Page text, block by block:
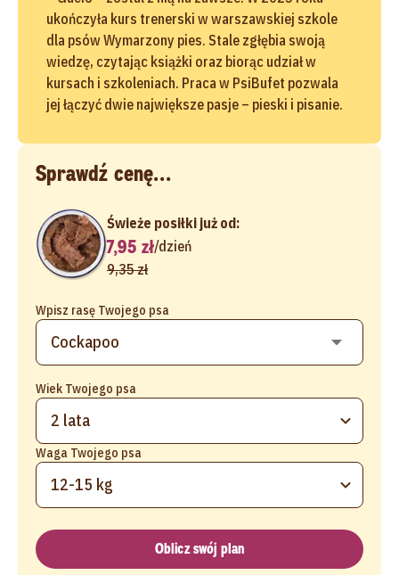
ukończyła kurs trenerski w warszawskiej szkole
dla psów Wymarzony pies. Stale zgłębia swoją
wiedzę, czytając książki oraz biorąc udział w
kursach i szkoleniach. Praca w PsiBufet pozwala
jej łączyć dwie największe pasje – pieski i pisanie.
Sprawdź cenę...
Wpisz rasę Twojego psa
Wiek Twojego psa
2 lata
Waga Twojego psa
12-15 kg
Świeże posiłki już od:
7,95 zł/dzień
9,35 zł
Oblicz swój plan